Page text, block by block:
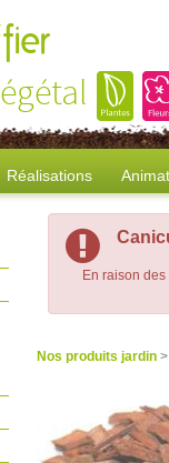
Réalisations
En raison
Nos produits jardin